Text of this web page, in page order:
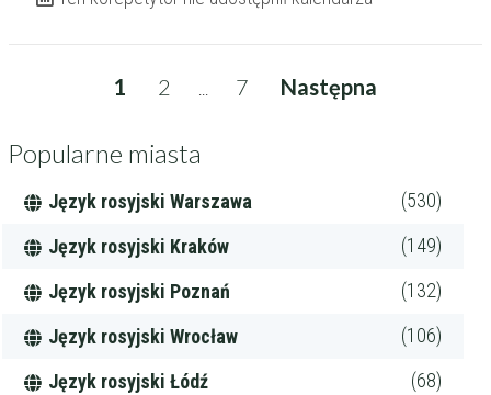
1 2 ... 7 Następna
Popularne miasta
Język rosyjski Warszawa (530)
Język rosyjski Kraków (149)
Język rosyjski Poznań (132)
Język rosyjski Wrocław (106)
Język rosyjski Łódź (68)